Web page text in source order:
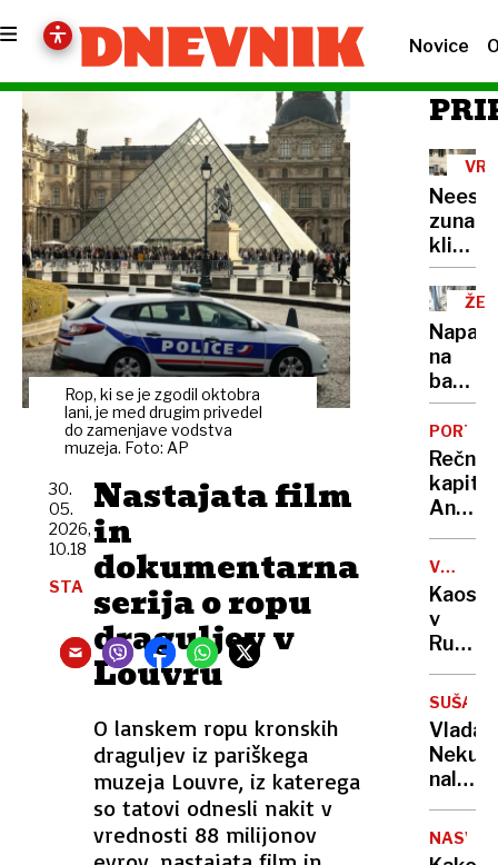
Novice
Rop, ki se je zgodil oktobra
lani, je med drugim privedel
do zamenjave vodstva
muzeja. Foto: AP
Nastajata film
in
dokumentarna
serija o ropu
draguljev v
Louvru
O lanskem ropu kronskih
draguljev iz pariškega
muzeja Louvre, iz katerega
so tatovi odnesli nakit v
vrednosti 88 milijonov
30.
05.
2026,
10.18
STA
ŽE
Napadi
na
veliko
škodo
že
sama
Rečni
Anže
Logar
izdelal
prvo
in
edino
leseno
barko
za
VOJNA
V
Kaos
v
Rusiji:
ženske
začele
vojno
za
bivših"
SUŠA
Vlada
Neku
v
vsaj